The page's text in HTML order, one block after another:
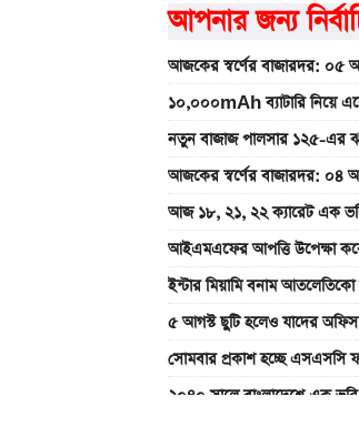
আপনার জন্য
আজকের স্বর্ণের বাজারদর: ০৫
১০,০০০mAh ব্যাটারি নিয়ে
নতুন বাজাজ পালসার ১২৫-এর
আজকের স্বর্ণের বাজারদর: ০৪
আজ ১৮, ২১, ২২ ক্যারেট এক ভরি
আইএমএফের আপত্তি উপেক্ষা
ইন্টার মিয়ামি বনাম
৫ আগস্ট ছুটি হলেও যাদের
সোমবার প্রকাশ হচ্ছে এসএসসি
২০৪০ সালে বাংলাদেশে এক ভরি